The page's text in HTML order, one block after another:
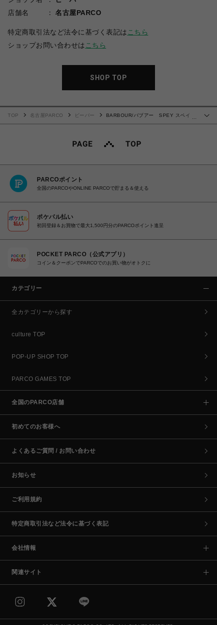
店舗名
名古屋PARCO
特定商取引法など法令に基づく表記は こちら
ショップお問い合わせは こちら
SHOP TOP
…
TOP 名古屋PARCO ビーバー
BARBOUR/バブアー SPEY スペイ
PARCOポイント
全国のPARCOやONLINE PARCOで貯まる＆使える
ポケパル払い
初回登録＆お買物で最大1,500円分のPARCOポイント進呈
POCKET PARCO（公式アプリ）
コイン＆クーポンでPARCOでのお買い物がオトクに
カテゴリー
全カテゴリーから探す
culture TOP
POP-UP SHOP TOP
PARCO GAMES TOP
全国のPARCO店舗
初めてのお客様へ
よくあるご質問 / お問い合わせ
お知らせ
ご利用規約
特定商取引法など法令に基づく表記
会社情報
関連サイト